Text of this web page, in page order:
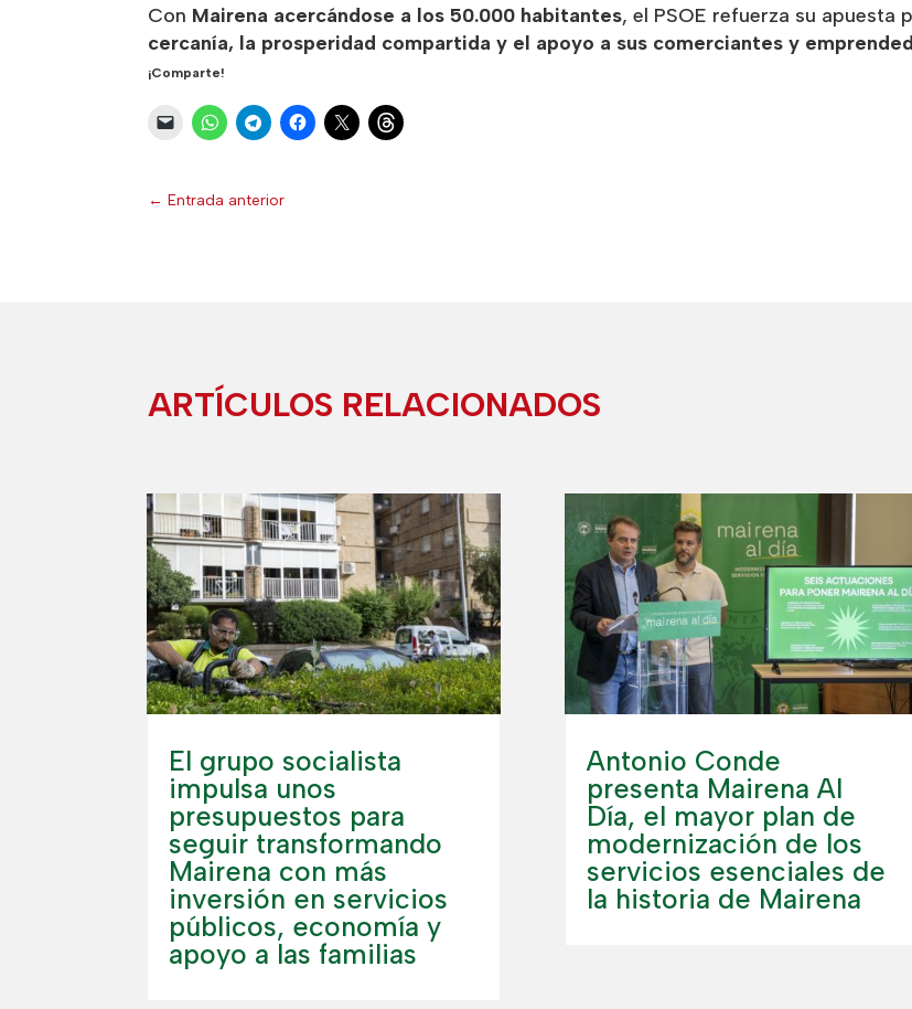
Con Mairena acercándose a los 50.000 habitantes, el PSOE refuerza su apuesta
cercanía, la prosperidad compartida y el apoyo a sus comerciantes y
¡Comparte!
←Entrada anterior
ARTÍCULOS RELACIONADOS
El grupo socialista
impulsa unos
presupuestos para
seguir transformando
Mairena con más
inversión en servicios
públicos, economía y
apoyo a las familias
Antonio Conde
presenta Mairena Al
Día, el mayor plan de
modernización de los
servicios esenciales de
la historia de Mairena